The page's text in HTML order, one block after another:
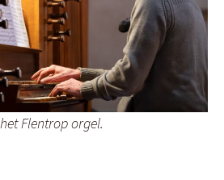
Flentrop orgel.